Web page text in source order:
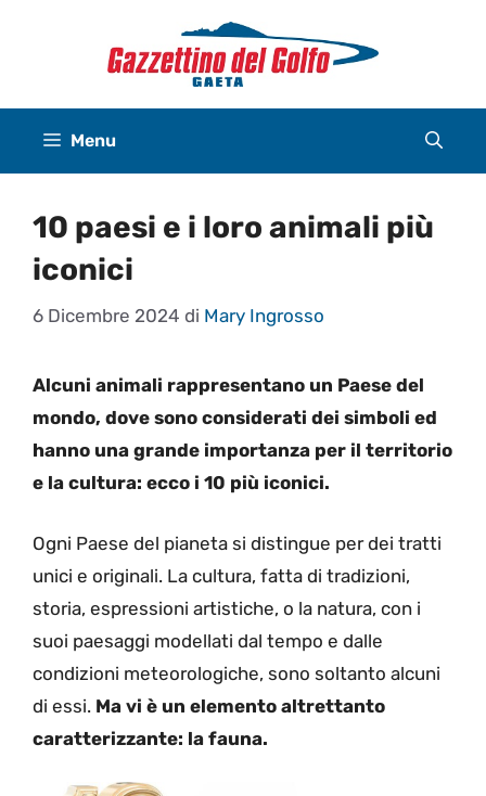
Menu
10 paesi e i loro animali più
iconici
6 Dicembre 2024 di Mary Ingrosso
Alcuni animali rappresentano un Paese del
mondo, dove sono considerati dei simboli ed
hanno una grande importanza per il territorio
e la cultura: ecco i 10 più iconici.
Ogni Paese del pianeta si distingue per dei tratti
unici e originali. La cultura, fatta di tradizioni,
storia, espressioni artistiche, o la natura, con i
suoi paesaggi modellati dal tempo e dalle
condizioni meteorologiche, sono soltanto alcuni
di essi. Ma vi è un elemento altrettanto
caratterizzante: la fauna.